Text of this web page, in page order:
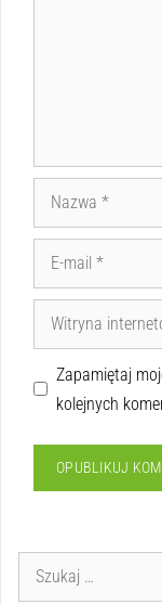
Zapamiętaj
kolejnych